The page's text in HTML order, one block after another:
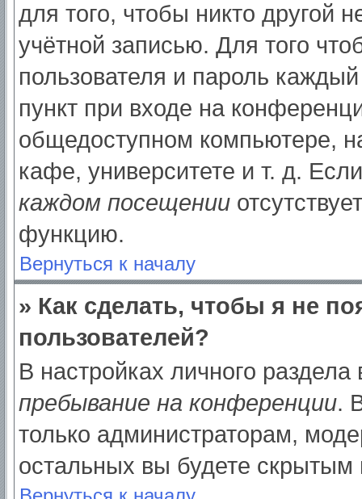
для того, чтобы никто другой
учётной записью. Для того
пользователя и пароль
пункт при входе на
общедоступном компьютере,
кафе, университете и т. д.
каждом посещении
функцию.
Вернуться к началу
» Как сделать, чтобы я не
пользователей?
В настройках личного
пребывание на конференции.
только администраторам,
остальных вы будете скрытым